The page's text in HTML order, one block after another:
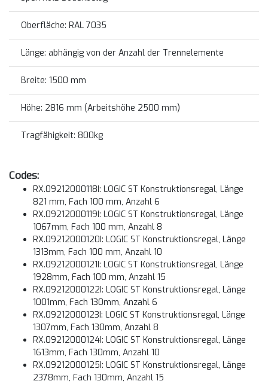
Oberfläche: RAL 7035
Länge: abhängig von der Anzahl der Trennelemente
Breite: 1500 mm
Höhe: 2816 mm (Arbeitshöhe 2500 mm)
Tragfähigkeit: 800kg
Codes:
RX.09212000118I: LOGIC ST Konstruktionsregal, Länge
821 mm, Fach 100 mm, Anzahl 6
RX.09212000119I: LOGIC ST Konstruktionsregal, Länge
1067mm, Fach 100 mm, Anzahl 8
RX.09212000120I: LOGIC ST Konstruktionsregal, Länge
1313mm, Fach 100 mm, Anzahl 10
RX.09212000121I: LOGIC ST Konstruktionsregal, Länge
1928mm, Fach 100 mm, Anzahl 15
RX.09212000122I: LOGIC ST Konstruktionsregal, Länge
1001mm, Fach 130mm, Anzahl 6
RX.09212000123I: LOGIC ST Konstruktionsregal, Länge
1307mm, Fach 130mm, Anzahl 8
RX.09212000124I: LOGIC ST Konstruktionsregal, Länge
1613mm, Fach 130mm, Anzahl 10
RX.09212000125I: LOGIC ST Konstruktionsregal, Länge
2378mm, Fach 130mm, Anzahl 15